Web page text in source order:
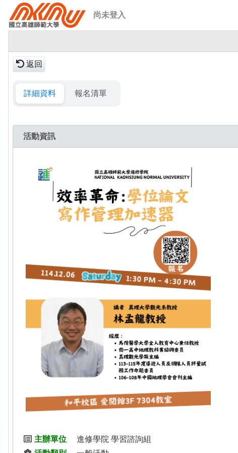
尚未登入
返回
詳細資料 報名清單
活動資訊
主辦單位
進修學院 學習諮詢組